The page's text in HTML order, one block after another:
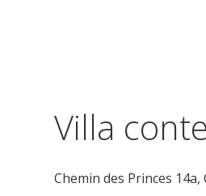
Villa
Chemin des Princes 14a,